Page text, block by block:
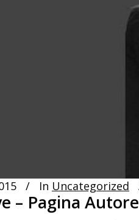
In Uncategorized
– Pagina Autore